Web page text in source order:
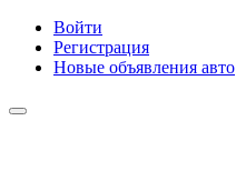
Войти
Регистрация
Новые объявления авто